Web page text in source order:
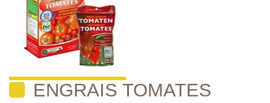
ENGRAIS TOMATES